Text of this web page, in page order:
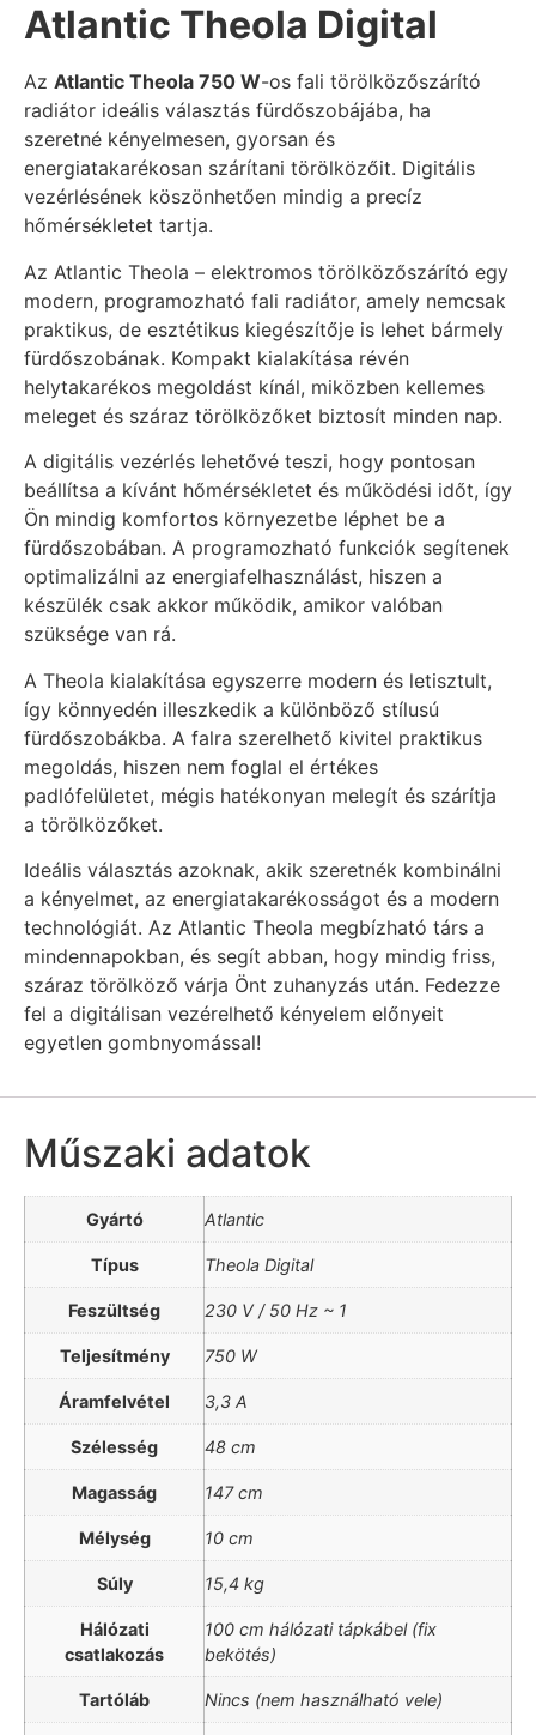
Atlantic Theola Digital
Az Atlantic Theola 750 W-os fali törölközőszárító
radiátor ideális választás fürdőszobájába, ha
szeretné kényelmesen, gyorsan és
energiatakarékosan szárítani törölközőit. Digitális
vezérlésének köszönhetően mindig a precíz
hőmérsékletet tartja.
Az Atlantic Theola – elektromos törölközőszárító egy
modern, programozható fali radiátor, amely nemcsak
praktikus, de esztétikus kiegészítője is lehet bármely
fürdőszobának. Kompakt kialakítása révén
helytakarékos megoldást kínál, miközben kellemes
meleget és száraz törölközőket biztosít minden nap.
A digitális vezérlés lehetővé teszi, hogy pontosan
beállítsa a kívánt hőmérsékletet és működési időt, így
Ön mindig komfortos környezetbe léphet be a
fürdőszobában. A programozható funkciók segítenek
optimalizálni az energiafelhasználást, hiszen a
készülék csak akkor működik, amikor valóban
szüksége van rá.
A Theola kialakítása egyszerre modern és letisztult,
így könnyedén illeszkedik a különböző stílusú
fürdőszobákba. A falra szerelhető kivitel praktikus
megoldás, hiszen nem foglal el értékes
padlófelületet, mégis hatékonyan melegít és szárítja
a törölközőket.
Ideális választás azoknak, akik szeretnék kombinálni
a kényelmet, az energiatakarékosságot és a modern
technológiát. Az Atlantic Theola megbízható társ a
mindennapokban, és segít abban, hogy mindig friss,
száraz törölköző várja Önt zuhanyzás után. Fedezze
fel a digitálisan vezérelhető kényelem előnyeit
egyetlen gombnyomással!
Műszaki adatok
Gyártó Atlantic
Típus Theola Digital
Feszültség 230 V / 50 Hz ~ 1
Teljesítmény 750 W
Áramfelvétel 3,3 A
Szélesség 48 cm
Magasság 147 cm
Mélység 10 cm
Súly 15,4 kg
Hálózati
csatlakozás
100 cm hálózati tápkábel (fix
bekötés)
Tartóláb Nincs (nem használható vele)